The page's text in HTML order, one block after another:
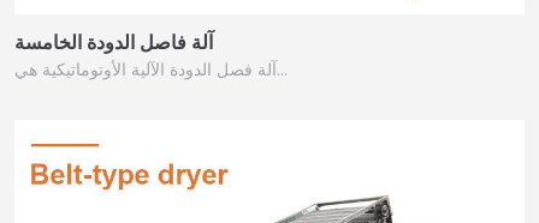
آلة فاصل الدودة الخامسة
آلة فصل الدودة الآلية الأوتوماتيكية هي…